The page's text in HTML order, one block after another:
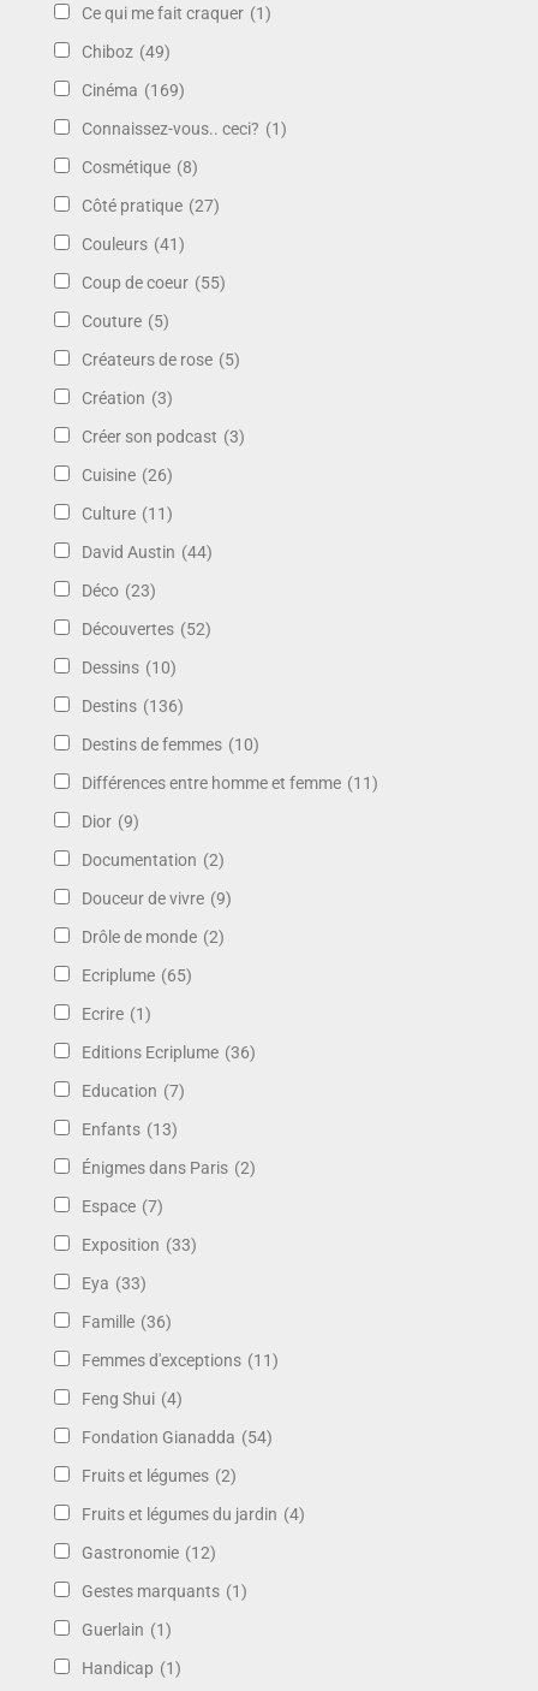
Ce qui me fait craquer (1)
Chiboz (49)
Cinéma (169)
Connaissez-vous.. ceci? (1)
Cosmétique (8)
Côté pratique (27)
Couleurs (41)
Coup de coeur (55)
Couture (5)
Créateurs de rose (5)
Création (3)
Créer son podcast (3)
Cuisine (26)
Culture (11)
David Austin (44)
Déco (23)
Découvertes (52)
Dessins (10)
Destins (136)
Destins de femmes (10)
Différences entre homme et femme (11)
Dior (9)
Documentation (2)
Douceur de vivre (9)
Drôle de monde (2)
Ecriplume (65)
Ecrire (1)
Editions Ecriplume (36)
Education (7)
Enfants (13)
Énigmes dans Paris (2)
Espace (7)
Exposition (33)
Eya (33)
Famille (36)
Femmes d'exceptions (11)
Feng Shui (4)
Fondation Gianadda (54)
Fruits et légumes (2)
Fruits et légumes du jardin (4)
Gastronomie (12)
Gestes marquants (1)
Guerlain (1)
Handicap (1)